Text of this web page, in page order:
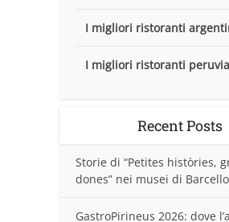
I migliori ristoranti
I migliori ristoranti
Recent Posts
Storie di “Petites històries,
dones” nei musei di
GastroPirineus 2026: dove